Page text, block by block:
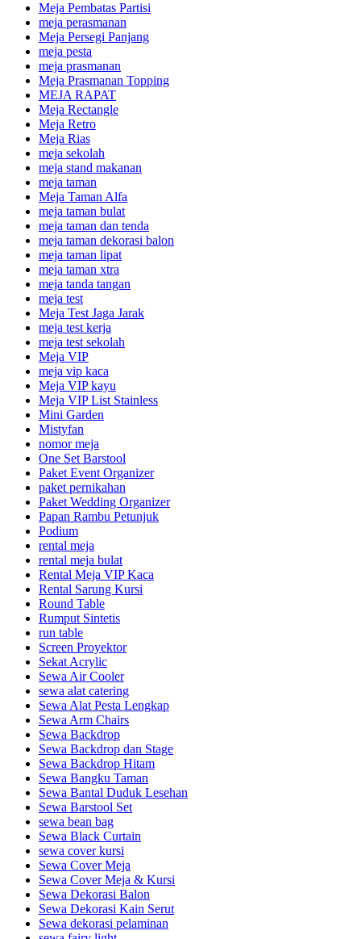
Meja Pembatas Partisi
meja perasmanan
Meja Persegi Panjang
meja pesta
meja prasmanan
Meja Prasmanan Topping
MEJA RAPAT
Meja Rectangle
Meja Retro
Meja Rias
meja sekolah
meja stand makanan
meja taman
Meja Taman Alfa
meja taman bulat
meja taman dan tenda
meja taman dekorasi balon
meja taman lipat
meja taman xtra
meja tanda tangan
meja test
Meja Test Jaga Jarak
meja test kerja
meja test sekolah
Meja VIP
meja vip kaca
Meja VIP kayu
Meja VIP List Stainless
Mini Garden
Mistyfan
nomor meja
One Set Barstool
Paket Event Organizer
paket pernikahan
Paket Wedding Organizer
Papan Rambu Petunjuk
Podium
rental meja
rental meja bulat
Rental Meja VIP Kaca
Rental Sarung Kursi
Round Table
Rumput Sintetis
run table
Screen Proyektor
Sekat Acrylic
Sewa Air Cooler
sewa alat catering
Sewa Alat Pesta Lengkap
Sewa Arm Chairs
Sewa Backdrop
Sewa Backdrop dan Stage
Sewa Backdrop Hitam
Sewa Bangku Taman
Sewa Bantal Duduk Lesehan
Sewa Barstool Set
sewa bean bag
Sewa Black Curtain
sewa cover kursi
Sewa Cover Meja
Sewa Cover Meja & Kursi
Sewa Dekorasi Balon
Sewa Dekorasi Kain Serut
Sewa dekorasi pelaminan